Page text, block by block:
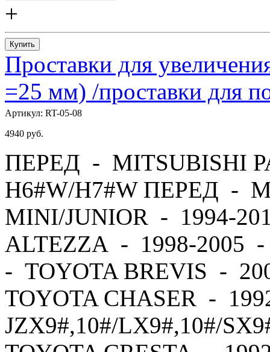
+
Купить
Проставки для
=25 мм) /проставки для
Артикул: RT-05-08
4940 руб.
ПЕРЕД - MITSUBISHI
H6#W/H7#W ПЕРЕД -
MINI/JUNIOR - 1994-
ALTEZZA - 1998-2005
- TOYOTA BREVIS -
TOYOTA CHASER -
JZX9#,10#/LX9#,10#/